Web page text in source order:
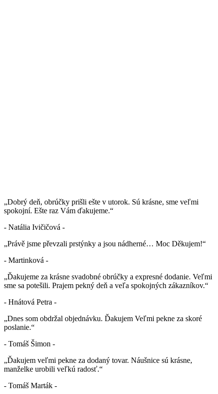
„Dobrý deň, obrúčky prišli ešte v utorok. Sú krásne, sme veľmi
spokojní. Ešte raz Vám ďakujeme.“
- Natália Ivičičová -
„Právě jsme převzali prstýnky a jsou nádherné… Moc Děkujem!“
- Martinková -
„Ďakujeme za krásne svadobné obrúčky a expresné dodanie. Veľmi
sme sa potešili. Prajem pekný deň a veľa spokojných zákazníkov.“
- Hnátová Petra -
„Dnes som obdržal objednávku. Ďakujem Veľmi pekne za skoré
poslanie.“
- Tomáš Šimon -
„Ďakujem veľmi pekne za dodaný tovar. Náušnice sú krásne,
manželke urobili veľkú radosť.“
- Tomáš Marták -